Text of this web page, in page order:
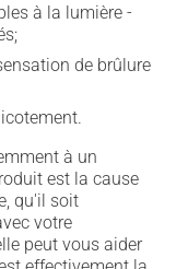
à la lumière -
de brûlure
à un
est la cause
qu'il soit
votre
peut vous aider